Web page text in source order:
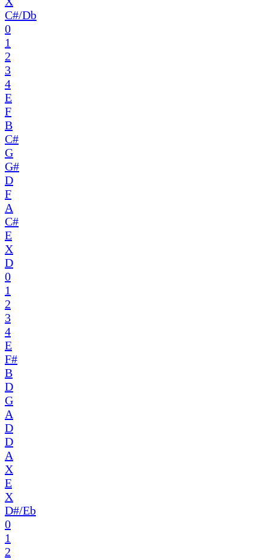
C#/Db
0
1
2
3
4
E
F
B
C#
G
G#
D
F
A
C#
E
X
D
0
1
2
3
4
E
F#
B
D
G
A
D
D
A
X
E
X
D#/Eb
0
1
2